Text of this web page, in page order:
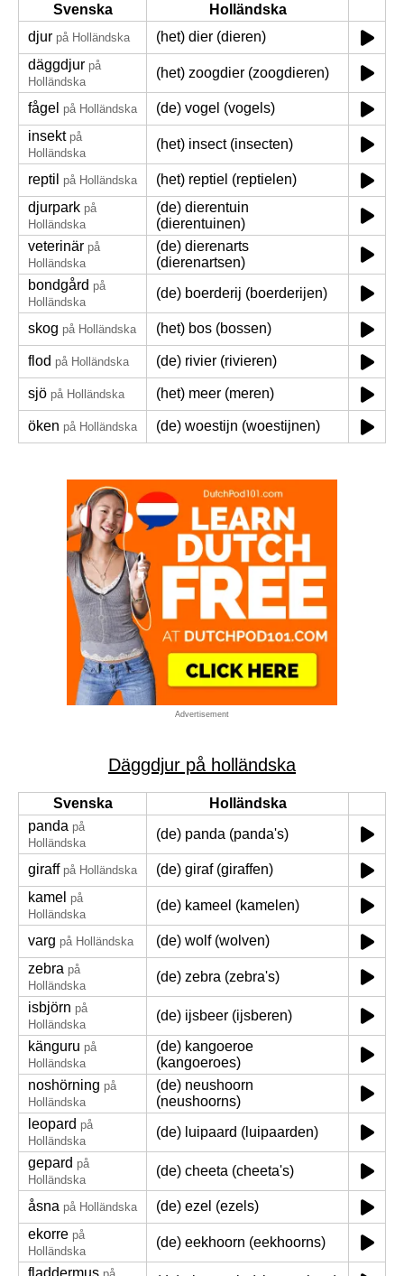
Svenska
Holländska
djur på Holländska
(het) dier (dieren)
däggdjur på
Holländska
(het) zoogdier (zoogdieren)
fågel på Holländska
(de) vogel (vogels)
insekt på
Holländska
(het) insect (insecten)
reptil på Holländska
(het) reptiel (reptielen)
djurpark på
Holländska
(de) dierentuin
(dierentuinen)
veterinär på
Holländska
(de) dierenarts
(dierenartsen)
bondgård på
Holländska
(de) boerderij (boerderijen)
skog på Holländska (het) bos (bossen)
flod på Holländska (de) rivier (rivieren)
sjö på Holländska (het) meer (meren)
öken på Holländska (de) woestijn (woestijnen)
Advertisement
Däggdjur på holländska
Svenska
Holländska
panda på
Holländska
(de) panda (panda's)
giraff på Holländska
(de) giraf (giraffen)
kamel på
Holländska
(de) kameel (kamelen)
varg på Holländska
(de) wolf (wolven)
zebra på
Holländska
(de) zebra (zebra's)
isbjörn på
Holländska
(de) ijsbeer (ijsberen)
känguru på
Holländska
(de) kangoeroe
(kangoeroes)
noshörning på
Holländska
(de) neushoorn
(neushoorns)
leopard på
Holländska
(de) luipaard (luipaarden)
gepard på
Holländska
(de) cheeta (cheeta's)
åsna på Holländska
(de) ezel (ezels)
ekorre på
Holländska
(de) eekhoorn (eekhoorns)
fladdermus